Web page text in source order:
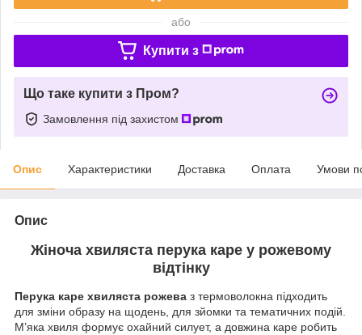
або
Купити з
Що таке купити з Пром?
Замовлення під захистом
Опис Характеристики Доставка Оплата Умови
Опис
Жіноча хвиляста перука каре у рожевому
відтінку
Перука каре хвиляста рожева з термоволокна підходить
для зміни образу на щодень, для зйомки та тематичних подій.
М’яка хвиля формує охайний силует, а довжина каре робить